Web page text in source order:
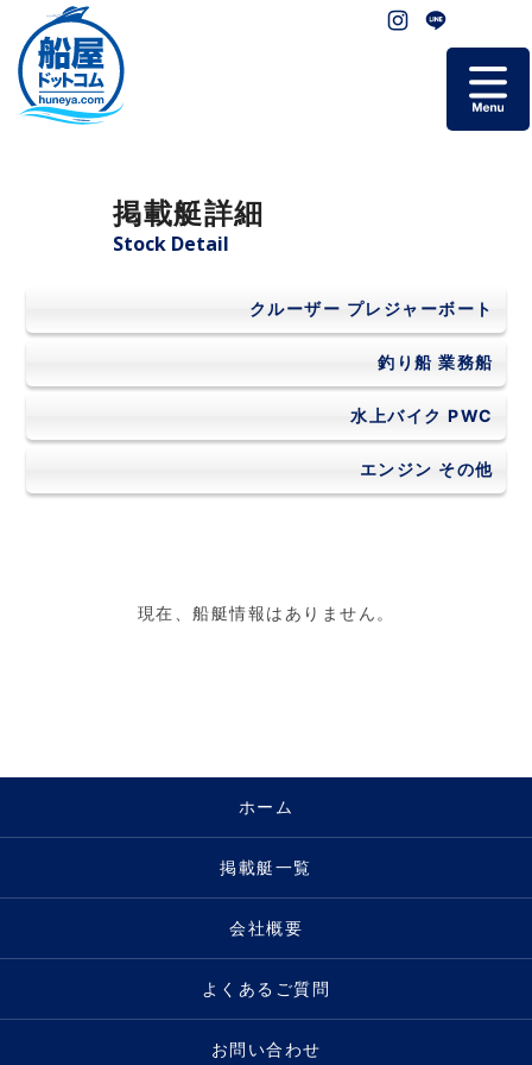
会社概要
よくあるご質問
お問い合わせ
個人情報保護方針
掲載艇詳細
Stock Detail
クルーザー プレジャーボート
釣り船 業務船
水上バイク PWC
エンジン その他
現在、船艇情報はありません。
ホーム
掲載艇一覧
会社概要
よくあるご質問
お問い合わせ